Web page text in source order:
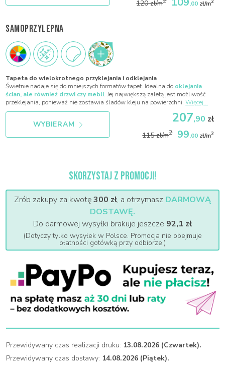
120 zł/m ,00 zł/m2
SAMOPRZYLEPNA
Tapeta do wielokrotnego przyklejania i odklejania
Świetnie nadaje się do mniejszych formatów tapet. Idealna do oklejania
ścian, ale również drzwi czy mebli. Jej największą zaletą jest możliwość
przeklejania, ponieważ nie zostawia śladów kleju na powierzchni.Więcej...
WYBIERAM 207,90 zł
115 zł/m2 99,00 zł/m2
SKORZYSTAJ Z PROMOCJI!
Zrób zakupy za kwotę300 zł, a otrzymasz DARMOWĄ
DOSTAWĘ.
Do darmowej wysyłki brakuje jeszcze 92,1 zł
(Dotyczy tylko wysyłek w Polsce. Promocja nie obejmuje
płatności gotówką przy odbiorze.)
Przewidywany czas realizacji druku: 13.08.2026 (Czwartek).
Przewidywany czas dostawy: 14.08.2026 (Piątek).